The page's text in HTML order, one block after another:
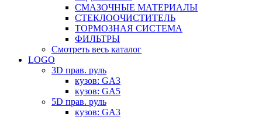
СМАЗОЧНЫЕ МАТЕРИАЛЫ
СТЕКЛООЧИСТИТЕЛЬ
ТОРМОЗНАЯ СИСТЕМА
ФИЛЬТРЫ
Смотреть весь каталог
LOGO
3D прав. руль
кузов: GA3
кузов: GA5
5D прав. руль
кузов: GA3